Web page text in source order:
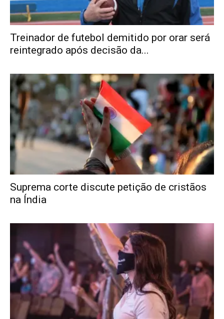
Treinador de futebol demitido por orar será
reintegrado após decisão da...
Suprema corte discute petição de cristãos
na Índia